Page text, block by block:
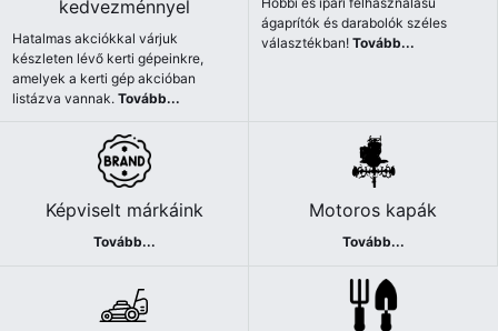
kedvezménnyel
Hatalmas akciókkal várjuk
készleten lévő kerti gépeinkre,
amelyek a kerti gép akcióban
listázva vannak.Tovább...
ágaprítók és darabolók széles
választékban!Tovább...
Képviselt márkáink
Tovább...
Motoros kapák
Tovább...